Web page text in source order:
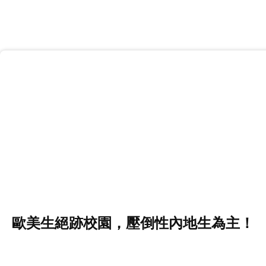
歐美生絕跡校園，壓倒性內地生為主！